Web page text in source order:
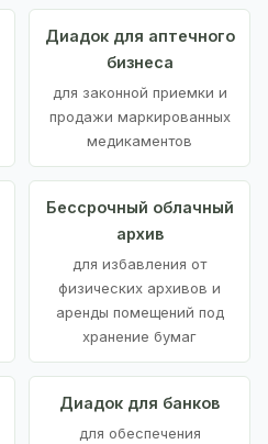
Диадок для аптечного
бизнеса
для законной приемки и
продажи маркированных
медикаментов
Бессрочный облачный
архив
для избавления от
физических архивов и
аренды помещений под
хранение бумаг
Диадок для банков
для обеспечения